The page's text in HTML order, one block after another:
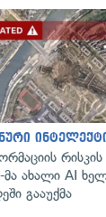
ახალი AI
გააუქმა